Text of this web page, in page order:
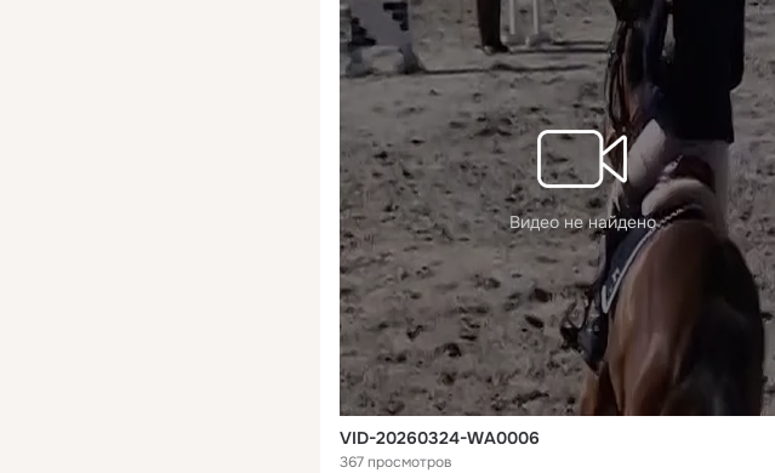
Видео не найдено
VID-20260324-WA0006
367 просмотров